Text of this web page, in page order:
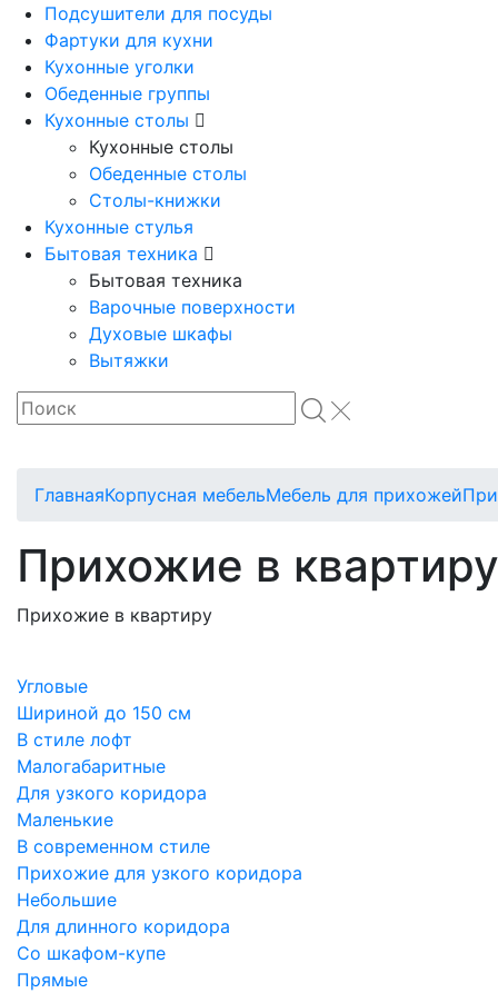
Подсушители для посуды
Фартуки для кухни
Кухонные уголки
Обеденные группы
Кухонные столы
Кухонные столы
Обеденные столы
Столы-книжки
Кухонные стулья
Бытовая техника
Бытовая техника
Варочные поверхности
Духовые шкафы
Вытяжки
ГлавнаяКорпусная мебельМебель для прихожей
Прихожие в квартиру
Прихожие в квартиру
Угловые
Шириной до 150 см
В стиле лофт
Малогабаритные
Для узкого коридора
Маленькие
В современном стиле
Прихожие для узкого коридора
Небольшие
Для длинного коридора
Со шкафом-купе
Прямые